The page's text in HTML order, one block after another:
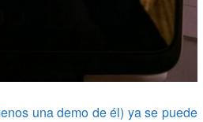
una demo de él) ya se puede